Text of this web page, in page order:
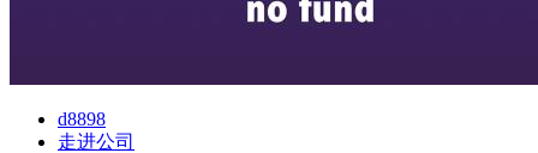
d8898
走进公司